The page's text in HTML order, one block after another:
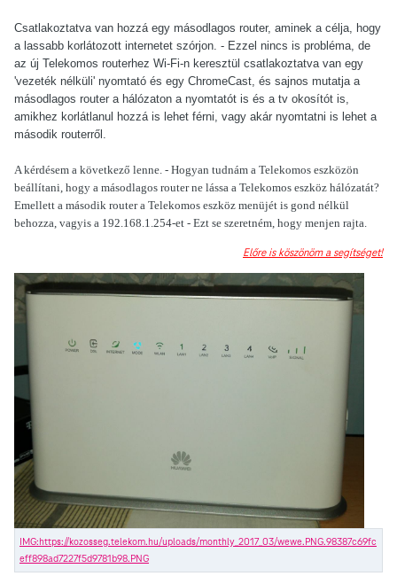
Csatlakoztatva van hozzá egy másodlagos router, aminek a célja, hogy
a lassabb korlátozott internetet szórjon. - Ezzel nincs is probléma, de
az új Telekomos routerhez Wi-Fi-n keresztül csatlakoztatva van egy
'vezeték nélküli' nyomtató és egy ChromeCast, és sajnos mutatja a
másodlagos router a hálózaton a nyomtatót is és a tv okosítót is,
amikhez korlátlanul hozzá is lehet férni, vagy akár nyomtatni is lehet a
második routerről.
A kérdésem a következő lenne. - Hogyan tudnám a Telekomos eszközön
beállítani, hogy a másodlagos router ne lássa a Telekomos eszköz hálózatát?
Emellett a második router a Telekomos eszköz menüjét is gond nélkül
behozza, vagyis a 192.168.1.254-et - Ezt se szeretném, hogy menjen rajta.
Előre is köszönöm a segítséget!